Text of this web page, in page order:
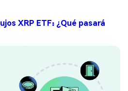
XRP ETF: ¿Qué pasará